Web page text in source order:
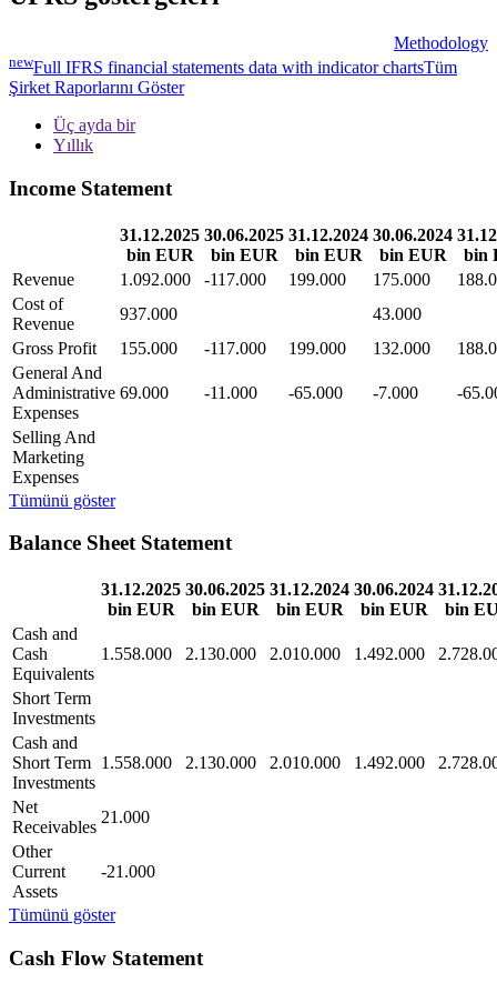
Methodology
newFull IFRS financial statements data with indicator chartsTüm
Şirket Raporlarını Göster
Üç ayda bir
Yıllık
Income Statement
31.12.2025
bin EUR
30.06.2025
bin EUR
31.12.2024
bin EUR
30.06.2024
bin EUR
bin
Revenue
1.092.000 -117.000 199.000 175.000
Cost of
Revenue
937.000
43.000
Gross Profit
155.000 -117.000 199.000 132.000
General And
Administrative
Expenses
69.000 -11.000 -65.000 -7.000 -
Selling And
Marketing
Expenses
Tümünü göster
Balance Sheet Statement
31.12.2025
bin EUR
30.06.2025
bin EUR
31.12.2024
bin EUR
30.06.2024
bin EUR
bin
Cash and
Cash
Equivalents
1.558.000 2.130.000 2.010.000 1.492.000
Short Term
Investments
Cash and
Short Term
Investments
1.558.000 2.130.000 2.010.000 1.492.000
Net
Receivables
21.000
Other
Current
Assets
-21.000
Tümünü göster
Cash Flow Statement